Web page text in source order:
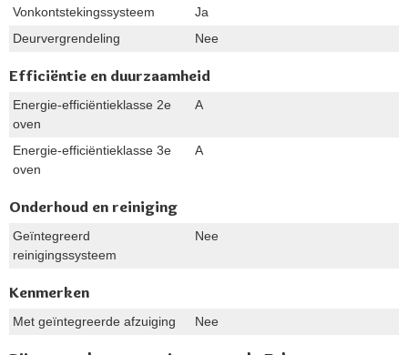
Vonkontstekingssysteem
Ja
Deurvergrendeling
Nee
Efficiëntie en duurzaamheid
Energie-efficiëntieklasse 2e
oven
A
Energie-efficiëntieklasse 3e
oven
A
Onderhoud en reiniging
Geïntegreerd
reinigingssysteem
Nee
Kenmerken
Met geïntegreerde afzuiging Nee